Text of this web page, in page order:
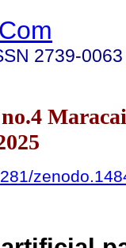
2739-0063